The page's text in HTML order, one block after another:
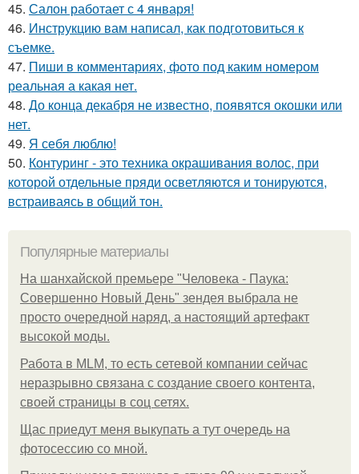
45. Салон работает с 4 января!
46. Инструкцию вам написал, как подготовиться к
съемке.
47. Пиши в комментариях, фото под каким номером
реальная а какая нет.
48. До конца декабря не известно, появятся окошки или
нет.
49. Я себя люблю!
50. Контуринг - это техника окрашивания волос, при
которой отдельные пряди осветляются и тонируются,
встраиваясь в общий тон.
Популярные материалы
На шанхайской премьере "Человека - Паука:
Совершенно Новый День" зендея выбрала не
просто очередной наряд, а настоящий артефакт
высокой моды.
Работа в MLM, то есть сетевой компании сейчас
неразрывно связана с создание своего контента,
своей страницы в соц сетях.
Щас приедут меня выкупать а тут очередь на
фотосессию со мной.